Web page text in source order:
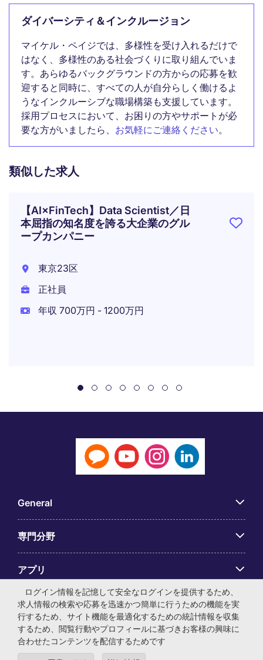
ダイバーシティ＆インクルージョン
マイケル・ペイジでは、多様性を受け入れるだけで
はなく、多様性のある社会づくりに取り組んでいま
す。あらゆるバックグラウンドの方からの応募を歓
迎すると同時に、すべての人が自分らしく働けるよ
うなインクルーシブな職場構築も支援しています。
採用プロセスにおいて、お困りの方やサポートが必
要な方がいましたら、 お気軽にご連絡ください。
類似した求人
【AI×FinTech】Data Scientist／日
本屈指の知名度を誇る大企業のグル
ープカンパニー
東京23区
正社員
年収 700万円 - 1200万円
General
専門分野
アプリ
Employer Centre
ログイン情報を記憶して安全なログインを提供するため、
求人情報の検索や応募を迅速かつ簡単に行うための機能を実
行するため、サイト機能を最適化するための統計情報を収集
するため、閲覧行動やプロフィールに基づきお客様の興味に
合わせたコンテンツを配信するためです